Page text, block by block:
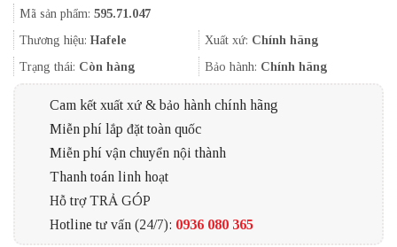
16.059.000₫.là:
Mã sản phẩm: 595.71.047
Thương hiệu: Hafele Xuất xứ: Chính hãng
Trạng thái: Còn hàng Bảo hành: Chính hãng
Cam kết xuất xứ & bảo hành chính hãng
Miễn phí lắp đặt toàn quốc
Miễn phí vận chuyển nội thành
Thanh toán linh hoạt
Hỗ trợ TRẢ GÓP
Hotline tư vấn (24/7): 0936 080 365